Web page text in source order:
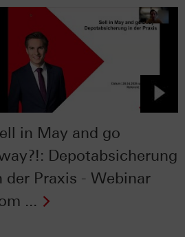
in May and go
Depotabsicherung
der Praxis - Webinar
...